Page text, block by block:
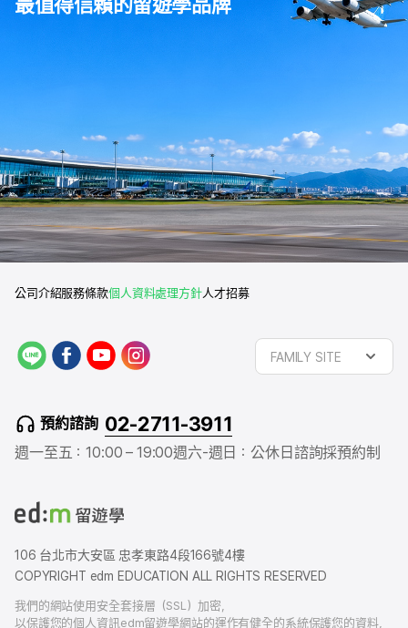
公司介紹服務條款個人資料處理方針人才招募
L
f
a
b
o
y
o
u
e
a
r
FAMILY SITE
預約諮詢 02-2711-3911
週一至五：10:00 – 19:00週六-週日：公休日 諮詢採預約制
106 台北市大安區 忠孝東路4段166號4樓
COPYRIGHT edm EDUCATION ALL RIGHTS RESERVED
我們的網站使用安全套接層（SSL）加密，
以保護您的個人資訊edm留遊學網站的運作有健全的系統保護您的資料，